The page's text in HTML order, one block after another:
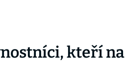
kteří na